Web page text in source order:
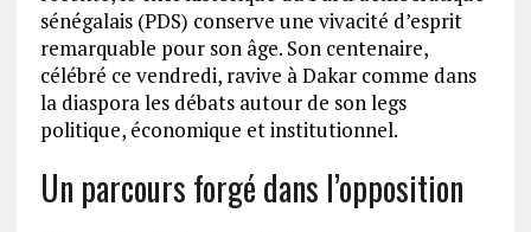
sénégalais (PDS) conserve une vivacité d’esprit
remarquable pour son âge. Son centenaire,
célébré ce vendredi, ravive à Dakar comme dans
la diaspora les débats autour de son legs
politique, économique et institutionnel.
Un parcours forgé dans l’opposition